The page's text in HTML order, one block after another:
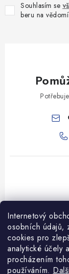
Internetový
osobních údajů,
cookies pro
analytické účely
procházením
používáním.
Souhlasím se
beru na vědomí
Informace pro
Ceník dopravy